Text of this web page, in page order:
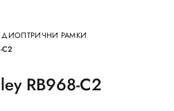
ДИОПТРИЧНИ РАМКИ
C2
RB968-C2